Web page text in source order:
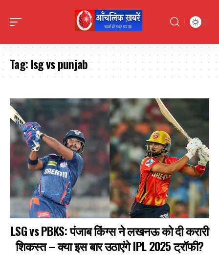
Tag:lsg vs punjab
LSG vs PBKS: पंजाब किंग्स ने लखनऊ को दी करारी
शिकस्त – क्या इस बार उठाएंगे IPL 2025 ट्रॉफी?